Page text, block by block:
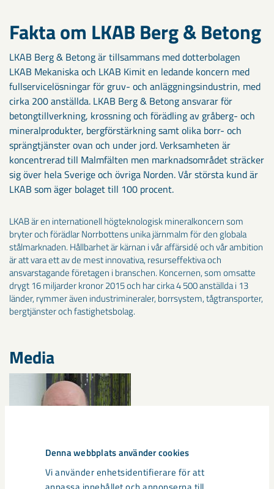
Denna webbplats använder cookies
Vi använder enhetsidentifierare för att
Fakta om LKAB Berg & Betong
LKAB Berg & Betong är tillsammans med dotterbolagen
LKAB Mekaniska och LKAB Kimit en ledande koncern med
fullservicelösningar för gruv- och anläggningsindustrin, med
cirka 200 anställda. LKAB Berg & Betong ansvarar för
betongtillverkning, krossning och förädling av gråberg- och
mineralprodukter, bergförstärkning samt olika borr- och
sprängtjänster ovan och under jord. Verksamheten är
koncentrerad till Malmfälten men marknadsområdet sträcker
sig över hela Sverige och övriga Norden. Vår största kund är
LKAB som äger bolaget till 100 procent.
LKAB är en internationell högteknologisk mineralkoncern som
bryter och förädlar Norrbottens unika järnmalm för den globala
stålmarknaden. Hållbarhet är kärnan i vår affärsidé och vår ambition
är att vara ett av de mest innovativa, resurseffektiva och
ansvarstagande företagen i branschen. Koncernen, som omsatte
drygt 16 miljarder kronor 2015 och har cirka 4 500 anställda i 13
länder, rymmer även industrimineraler, borrsystem, tågtransporter,
bergtjänster och fastighetsbolag.
Media